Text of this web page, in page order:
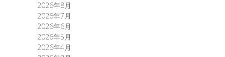
2026年8月
2026年7月
2026年6月
2026年5月
2026年4月